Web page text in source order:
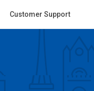
Customer Support